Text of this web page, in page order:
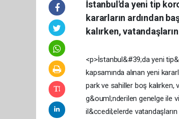
İstanbul'da yeni tip
kararların ardından
kalırken,
<p>İstanbul&#39;da yeni
kapsamında alınan yeni
park ve sahiller boş kalırken,
g&ouml;nderilen genelge ile
il&ccedil;elerde